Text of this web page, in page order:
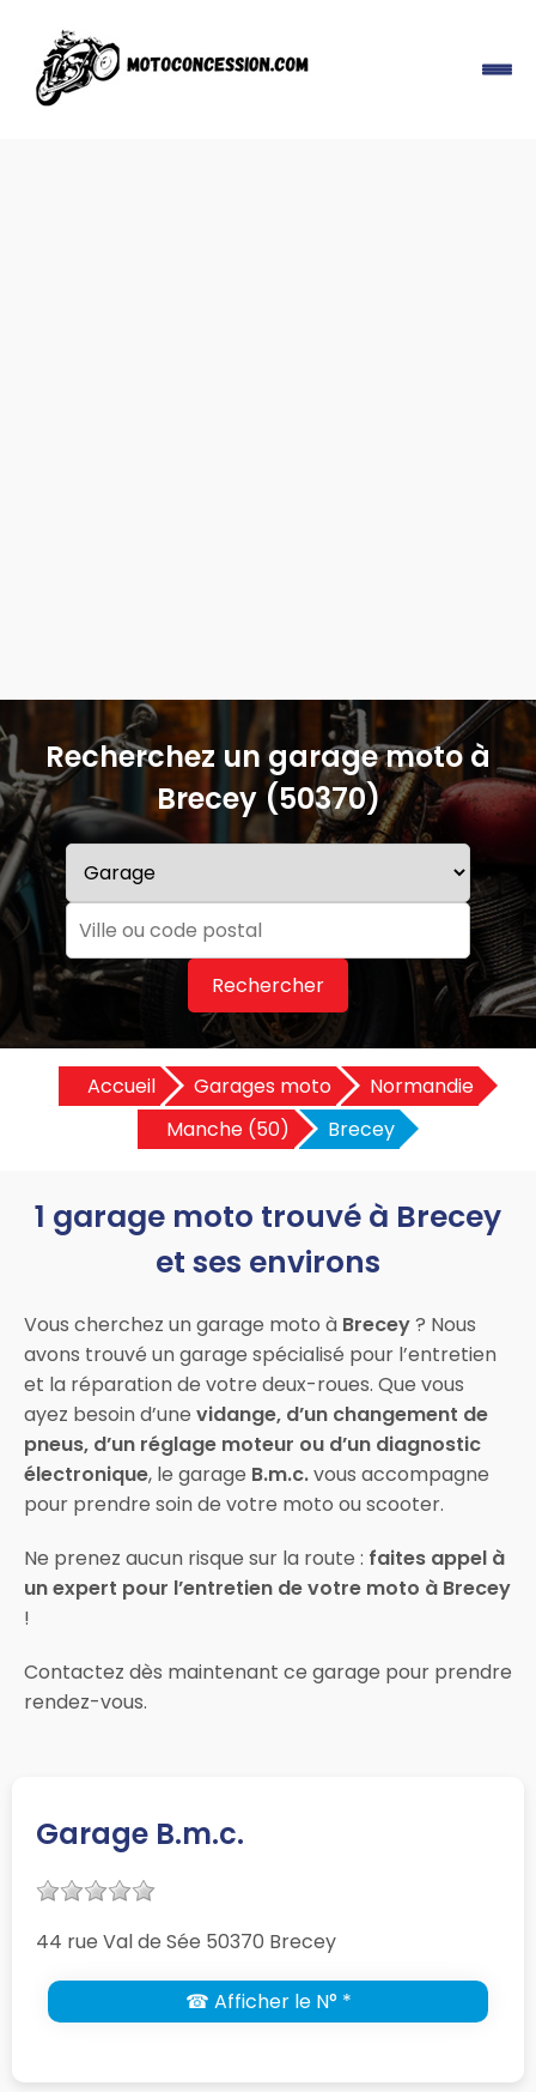
Recherchez un garage moto à
Brecey (50370)
Rechercher
Accueil Garages moto
Normandie
Manche (50)
Brecey
1 garage moto trouvé à Brecey
et ses environs
Vous cherchez un garage moto à Brecey? Nous
avons trouvé un garage spécialisé pour l’entretien
et la réparation de votre deux-roues. Que vous
ayez besoin d’une vidange, d’un changement de
pneus, d’un réglage moteur ou d’un diagnostic
électronique, le garage B.m.c.vous accompagne
pour prendre soin de votre moto ou scooter.
Ne prenez aucun risque sur la route : faites appel à
un expert pour l’entretien de votre moto à Brecey
!
Contactez dès maintenant ce garage pour prendre
rendez-vous.
Garage B.m.c.
44 rue Val de Sée 50370 Brecey
☎ Afficher le N° *